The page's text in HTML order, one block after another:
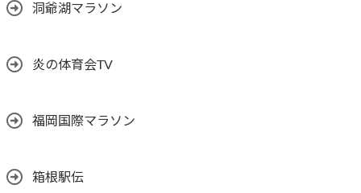
洞爺湖マラソン
炎の体育会TV
福岡国際マラソン
箱根駅伝